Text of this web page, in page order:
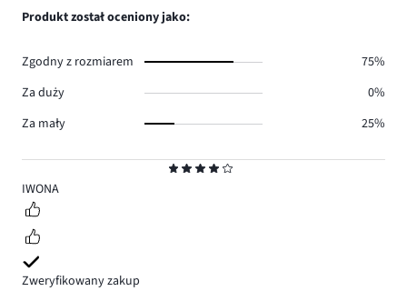
4
IWONA
Zweryfikowany zakup
Produkt został oceniony jako:
Zgodny z rozmiarem
75%
Za duży
0%
Za mały
25%